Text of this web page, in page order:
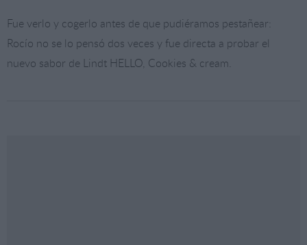
Fue verlo y cogerlo antes de que pudiéramos pestañear:
Rocío no se lo pensó dos veces y fue directa a probar el
nuevo sabor de Lindt HELLO, Cookies & cream.